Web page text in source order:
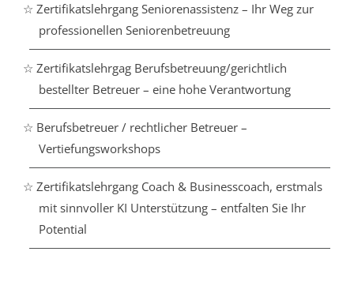
☆ Zertifikatslehrgang Seniorenassistenz – Ihr Weg zur
professionellen Seniorenbetreuung
☆ Zertifikatslehrgag Berufsbetreuung/gerichtlich
bestellter Betreuer – eine hohe Verantwortung
☆ Berufsbetreuer / rechtlicher Betreuer –
Vertiefungsworkshops
☆ Zertifikatslehrgang Coach & Businesscoach, erstmals
mit sinnvoller KI Unterstützung – entfalten Sie Ihr
Potential